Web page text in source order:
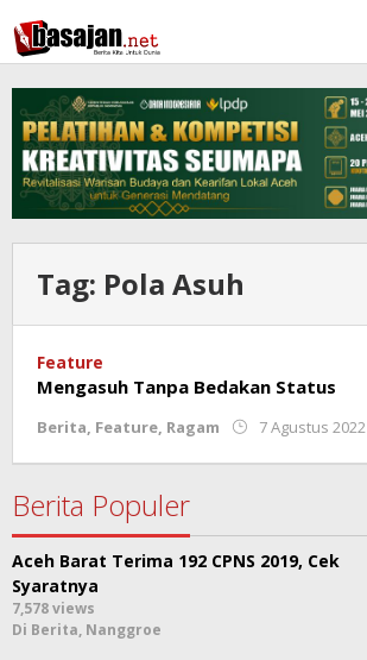
ke
konten
Tag: Pola Asuh
Feature
Mengasuh Tanpa Bedakan Status
Berita, Feature, Ragam 7 Agustus 2022
Berita Populer
Aceh Barat Terima 192 CPNS 2019, Cek
Syaratnya
7,578 views
Di Berita, Nanggroe